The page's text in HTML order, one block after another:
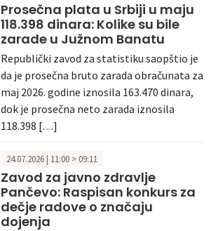
Prosečna plata u Srbiji u maju
118.398 dinara: Kolike su bile
zarade u Južnom Banatu
Republički zavod za statistiku saopštio je
da je prosečna bruto zarada obračunata za
maj 2026. godine iznosila 163.470 dinara,
dok je prosečna neto zarada iznosila
118.398 […]
24.07.2026 | 11:00 > 09:11
Zavod za javno zdravlje
Pančevo: Raspisan konkurs za
dečje radove o značaju
dojenja